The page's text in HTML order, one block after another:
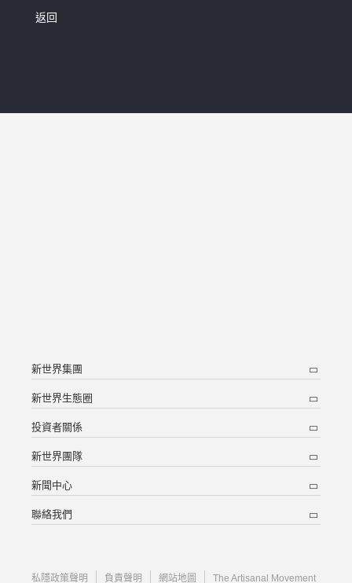
返回
新世界集團
新世界生態圈
投資者關係
新世界團隊
新聞中心
聯絡我們
私隱政策聲明 負責聲明 網站地圖 The Artisanal Movement